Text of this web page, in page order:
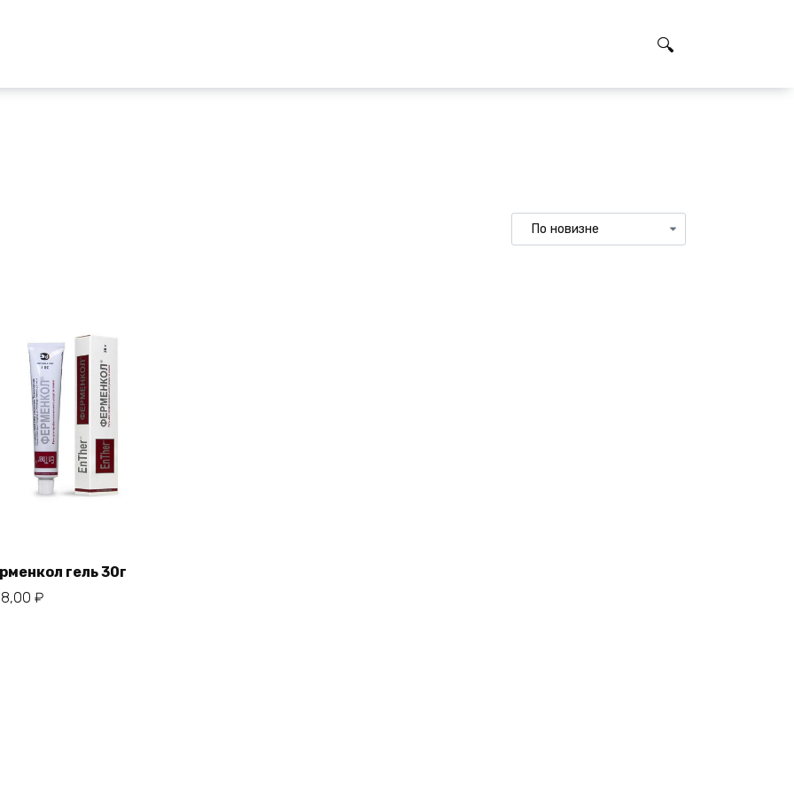
гель 30г
₽